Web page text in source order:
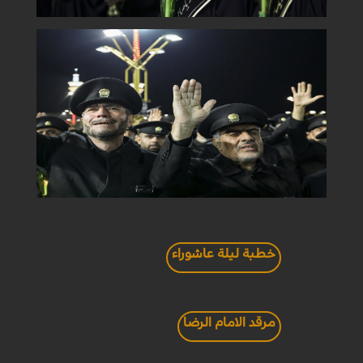
خطبة ليلة عاشوراء
مرقد الامام الرضا